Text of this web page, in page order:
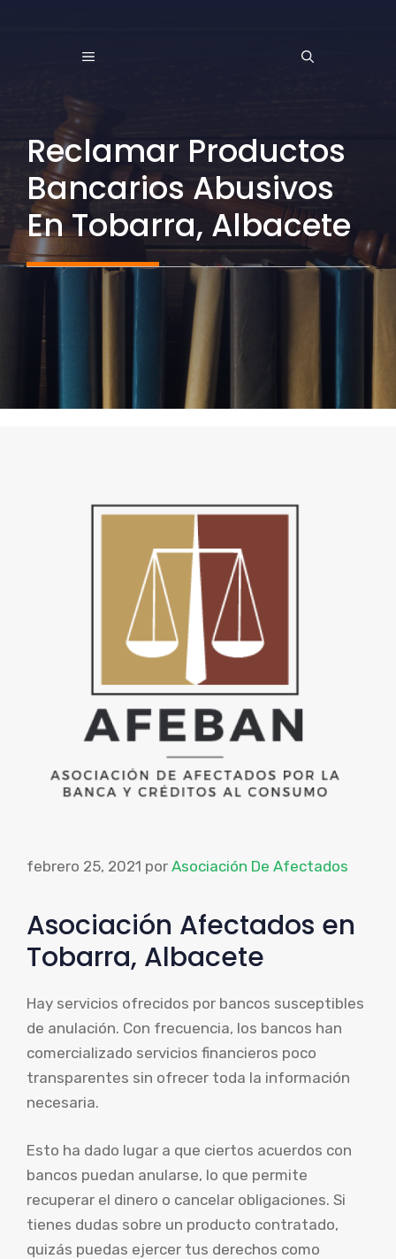
MENÚ
Reclamar Productos
Bancarios Abusivos
En Tobarra, Albacete
febrero 25, 2021 por Asociación De Afectados
Asociación Afectados en
Tobarra, Albacete
Hay servicios ofrecidos por bancos susceptibles
de anulación. Con frecuencia, los bancos han
comercializado servicios financieros poco
transparentes sin ofrecer toda la información
necesaria.
Esto ha dado lugar a que ciertos acuerdos con
bancos puedan anularse, lo que permite
recuperar el dinero o cancelar obligaciones. Si
tienes dudas sobre un producto contratado,
quizás puedas ejercer tus derechos como